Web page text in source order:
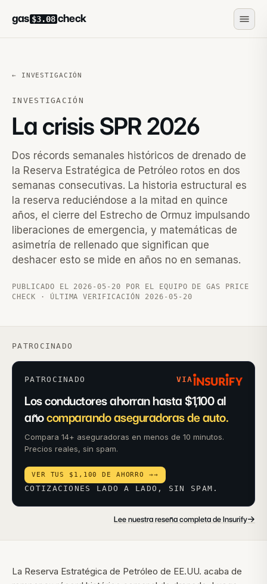
gas $3.08 check
← INVESTIGACIÓN
INVESTIGACIÓN
La crisis SPR 2026
Dos récords semanales históricos de drenado de
la Reserva Estratégica de Petróleo rotos en dos
semanas consecutivas. La historia estructural es
la reserva reduciéndose a la mitad en quince
años, el cierre del Estrecho de Ormuz impulsando
liberaciones de emergencia, y matemáticas de
asimetría de rellenado que significan que
deshacer esto se mide en años no en semanas.
PUBLICADO EL 2026-05-20 POR EL EQUIPO DE GAS PRICE
CHECK · ÚLTIMA VERIFICACIÓN 2026-05-20
PATROCINADO
PATROCINADO VIA
Los conductores ahorran hasta $1,100 al
añocomparando aseguradoras de auto.
Compara 14+ aseguradoras en menos de 10 minutos.
Precios reales, sin spam.
VER TUS $1,100 DE AHORRO →→
COTIZACIONES LADO A LADO, SIN SPAM.
Lee nuestra reseña completa de Insurify→
La Reserva Estratégica de Petróleo de EE.UU. acaba de